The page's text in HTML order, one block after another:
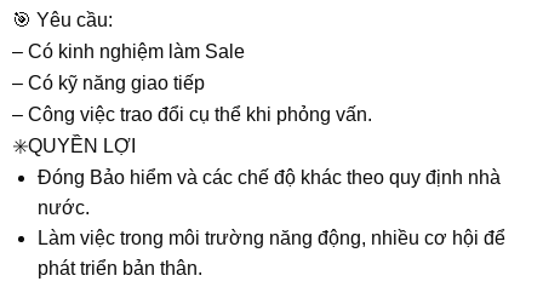
️🎯 Yêu cầu:
– Có kinh nghiệm làm Sale
– Có kỹ năng giao tiếp
– Công việc trao đổi cụ thể khi phỏng vấn.
✳️QUYỀN LỢI
Đóng Bảo hiểm và các chế độ khác theo quy định nhà
nước.
Làm việc trong môi trường năng động, nhiều cơ hội để
phát triển bản thân.